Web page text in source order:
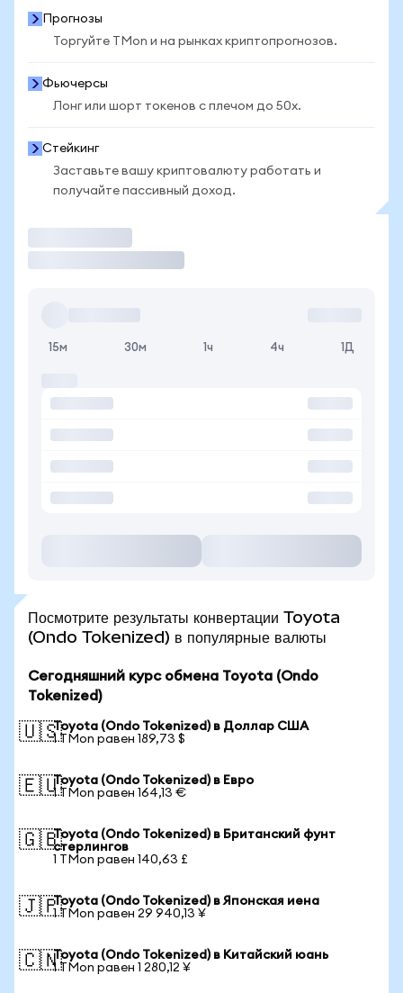
Прогнозы
Торгуйте TMon и на рынках криптопрогнозов.
Фьючерсы
Лонг или шорт токенов с плечом до 50x.
Стейкинг
Заставьте вашу криптовалюту работать и
получайте пассивный доход.
15м 30м 1ч 4ч 1Д
Посмотрите результаты конвертации Toyota
(Ondo Tokenized) в популярные валюты
Сегодняшний курс обмена Toyota (Ondo
Tokenized)
🇺🇸Toyota (Ondo Tokenized) в Доллар США
1 TMon равен 189,73 $
🇪🇺Toyota (Ondo Tokenized) в Евро
1 TMon равен 164,13 €
🇬🇧Toyota (Ondo Tokenized) в Британский фунт
стерлингов
1 TMon равен 140,63 £
🇯🇵Toyota (Ondo Tokenized) в Японская иена
1 TMon равен 29 940,13 ¥
🇨🇳Toyota (Ondo Tokenized) в Китайский юань
1 TMon равен 1 280,12 ¥